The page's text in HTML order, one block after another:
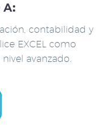
A:
contabilidad y
EXCEL como
avanzado.